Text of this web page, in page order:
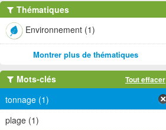
Thématiques
Environnement (1)
Montrer plus de thématiques
Mots-clés Tout effacer
tonnage (1)
plage (1)